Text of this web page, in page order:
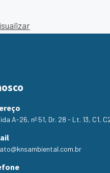
A-26, nº 51, Dr. 28 - Lt. 13, C1,